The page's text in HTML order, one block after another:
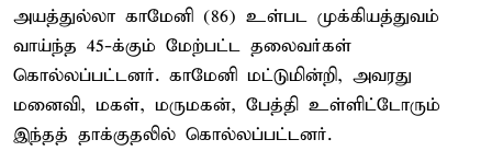
அயத்துல்லா காமேனி (86) உள்பட முக்கியத்துவம்
வாய்ந்த 45-க்கும் மேற்பட்ட தலைவர்கள்
கொல்லப்பட்டனர். காமேனி மட்டுமின்றி, அவரது
மனைவி, மகள், மருமகன், பேத்தி உள்ளிட்டோரும்
இந்தத் தாக்குதலில் கொல்லப்பட்டனர்.